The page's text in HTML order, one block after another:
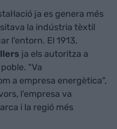
ja es genera més
la indústria tèxtil
l'entorn. El 1913,
ja els autoritza a
"Va
a empresa energètica",
l'empresa va
i la regió més